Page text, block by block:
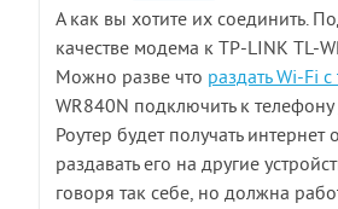
А как вы хотите их соединить.
качестве модема к TP-LINK TL-
Можно разве что раздать Wi-Fi
WR840N подключить к телефону
Роутер будет получать интернет
раздавать его на другие
говоря так себе, но должна